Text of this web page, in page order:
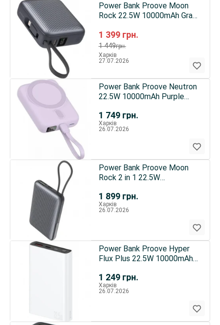
1 399 грн.
1 449грн.
Power Bank Proove Moon
Rock 22.5W 10000mAh Gray
Харків
27.07.2026
1 749 грн.
Power Bank Proove Neutron
22.5W 10000mAh Purple
Харків
26.07.2026
1 899 грн.
Power Bank Proove Moon
Rock 2 in 1 22.5W
(PBR122012105)
Харків
26.07.2026
1 249 грн.
Power Bank Proove Hyper
Flux Plus 22.5W 10000mAh
Харків
26.07.2026